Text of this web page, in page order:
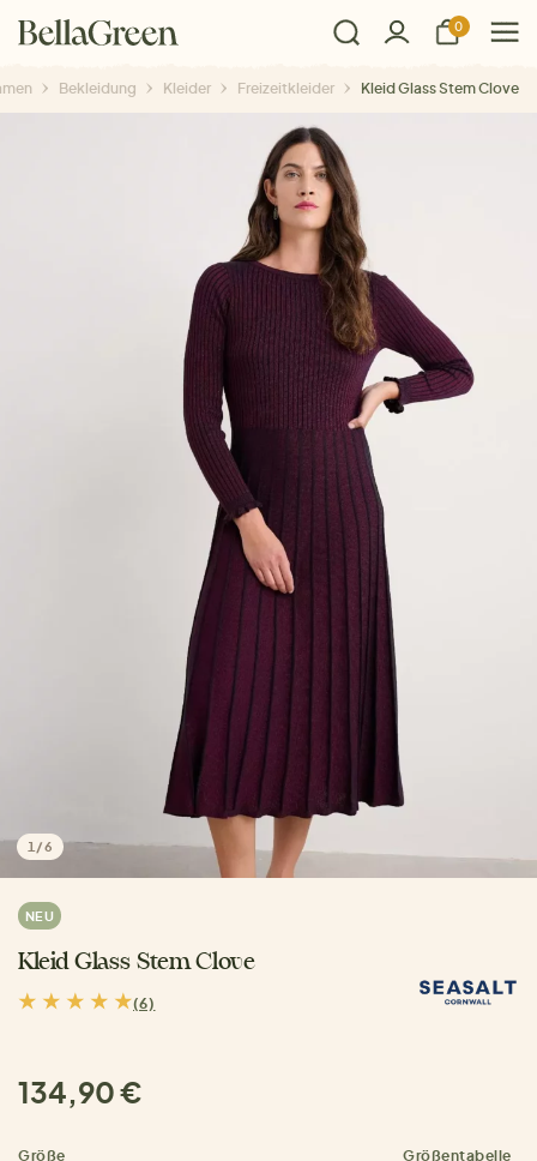
0
Bekleidung Kleider Freizeitkleider Kleid Glass Stem Clove
1 /6
NEU
Kleid Glass Stem Clove
(6)
134,90 €
Größe Größentabelle